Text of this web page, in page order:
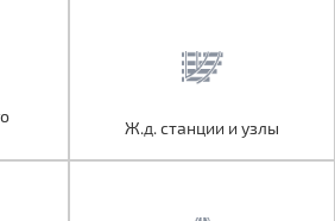
Ж.д. станции и узлы